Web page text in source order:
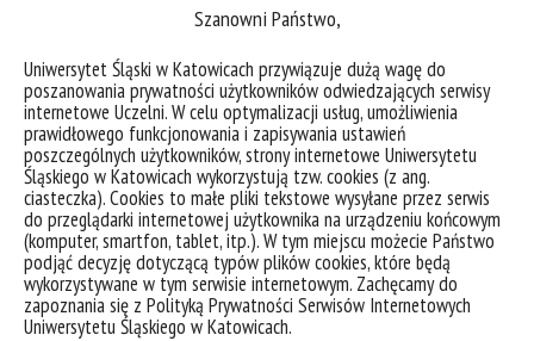
Szanowni Państwo,
Uniwersytet Śląski w Katowicach przywiązuje dużą wagę do
poszanowania prywatności użytkowników odwiedzających serwisy
internetowe Uczelni. W celu optymalizacji usług, umożliwienia
prawidłowego funkcjonowania i zapisywania ustawień
poszczególnych użytkowników, strony internetowe Uniwersytetu
Śląskiego w Katowicach wykorzystują tzw. cookies (z ang.
ciasteczka). Cookies to małe pliki tekstowe wysyłane przez serwis
do przeglądarki internetowej użytkownika na urządzeniu końcowym
(komputer, smartfon, tablet, itp.). W tym miejscu możecie Państwo
podjąć decyzję dotyczącą typów plików cookies, które będą
wykorzystywane w tym serwisie internetowym. Zachęcamy do
zapoznania się z Polityką Prywatności Serwisów Internetowych
Uniwersytetu Śląskiego w Katowicach.